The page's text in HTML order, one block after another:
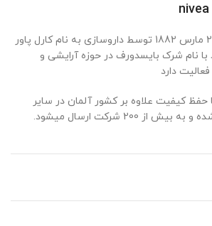
شرکت نیوا NIVEA در 28 مارس 1882 توسط داروسازی به نام کارل پاور
نام شرک بایسدورف در حوزه آرایشی و
دارد
کیفیت علاوه بر کشور آلمان در سایر
200 شرکت ارسال میشود.